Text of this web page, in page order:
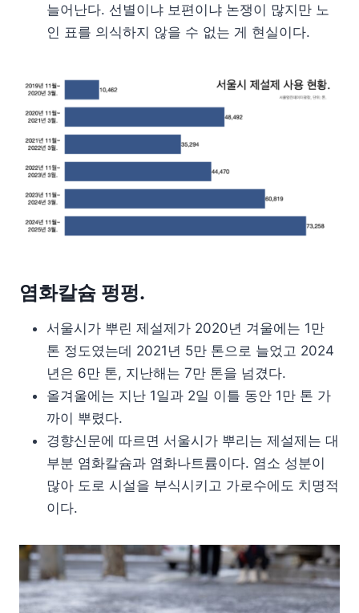
늘어난다. 선별이냐 보편이냐 논쟁이 많지만 노
인 표를 의식하지 않을 수 없는 게 현실이다.
염화칼슘 펑펑.
서울시가 뿌린 제설제가 2020년 겨울에는 1만
톤 정도였는데 2021년 5만 톤으로 늘었고 2024
년은 6만 톤, 지난해는 7만 톤을 넘겼다.
올겨울에는 지난 1일과 2일 이틀 동안 1만 톤 가
까이 뿌렸다.
경향신문에 따르면 서울시가 뿌리는 제설제는 대
부분 염화칼슘과 염화나트륨이다. 염소 성분이
많아 도로 시설을 부식시키고 가로수에도 치명적
이다.